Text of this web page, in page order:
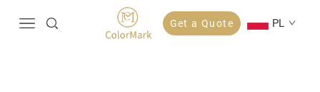
Get a Quote PL